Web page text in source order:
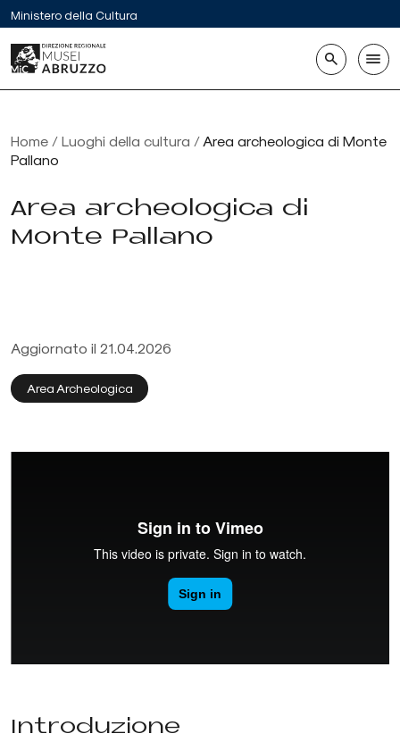
a
c
Ministero della Cultura
Search
Home /Luoghi della cultura / Area archeologica di Monte
Pallano
Area archeologica di
Monte Pallano
Aggiornato il 21.04.2026
Area Archeologica
Introduzione